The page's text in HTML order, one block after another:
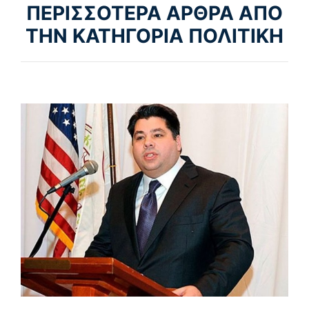
ΠΕΡΙΣΣΟΤΕΡΑ ΑΡΘΡΑ ΑΠΟ
ΤΗΝ ΚΑΤΗΓΟΡΙΑ ΠΟΛΙΤΙΚΗ